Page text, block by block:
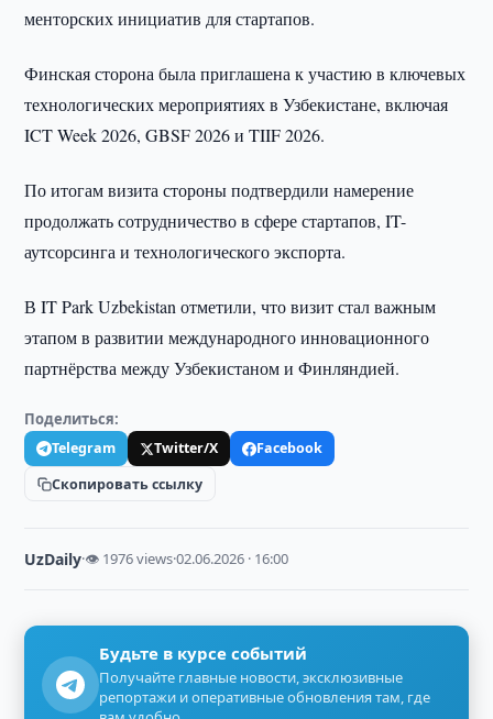
менторских инициатив для стартапов.
Финская сторона была приглашена к участию в ключевых
технологических мероприятиях в Узбекистане, включая
ICT Week 2026, GBSF 2026 и TIIF 2026.
По итогам визита стороны подтвердили намерение
продолжать сотрудничество в сфере стартапов, IT-
аутсорсинга и технологического экспорта.
В IT Park Uzbekistan отметили, что визит стал важным
этапом в развитии международного инновационного
партнёрства между Узбекистаном и Финляндией.
Поделиться:
Telegram Twitter/X
Facebook
Скопировать ссылку
UzDaily·👁 1976 views·02.06.2026 · 16:00
Будьте в курсе событий
Получайте главные новости, эксклюзивные
репортажи и оперативные обновления там, где